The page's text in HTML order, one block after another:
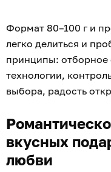
Формат 80–100 г и
легко делиться и
принципы: отборное
технологии,
выбора, радость
вкусных
любви